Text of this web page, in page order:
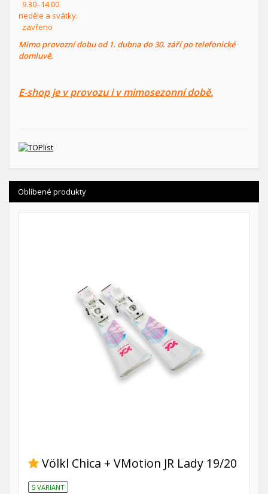
9.30–14.00
neděle a svátky:
zavřeno
Mimo provozní dobu od 1. dubna do 30. září po telefonické
domluvě.
E-shop je v provozu i v mimosezonní době.
Oblíbené produkty
Völkl Chica + VMotion JR Lady 19/20
5 VARIANT